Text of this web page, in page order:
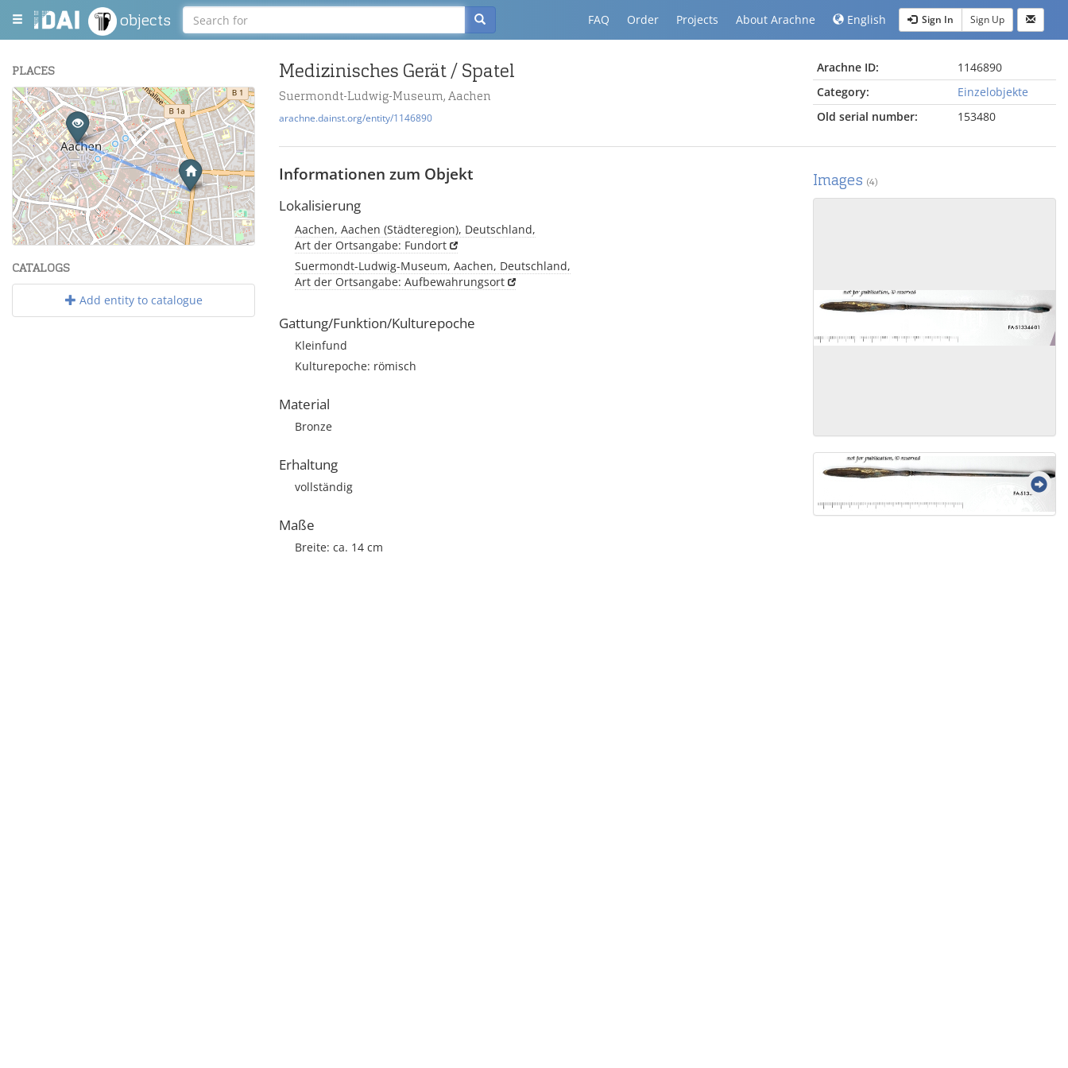
objects FAQ Order Projects About Arachne English Sign In Sign Up
PLACES
+
−
Leaflet| Maps and Data ©OpenStreetMap.
CATALOGS
Add entity to catalogue
Medizinisches Gerät / Spatel
Suermondt-Ludwig-Museum, Aachen
arachne.dainst.org/entity/1146890
Arachne ID:
1146890
Category:
Einzelobjekte
Old serial number:
153480
Informationen zum Objekt
Lokalisierung
Aachen, Aachen (Städteregion), Deutschland,
Art der Ortsangabe: Fundort
Suermondt-Ludwig-Museum, Aachen, Deutschland,
Art der Ortsangabe: Aufbewahrungsort
Gattung/Funktion/Kulturepoche
Kleinfund
Kulturepoche: römisch
Material
Bronze
Erhaltung
vollständig
Maße
Breite: ca. 14 cm
Images (4)